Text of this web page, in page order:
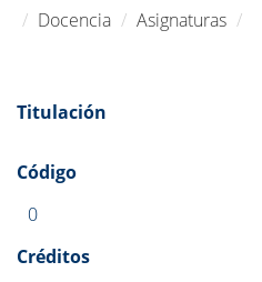
Docencia
Asignaturas
Titulación
Código
0
Créditos